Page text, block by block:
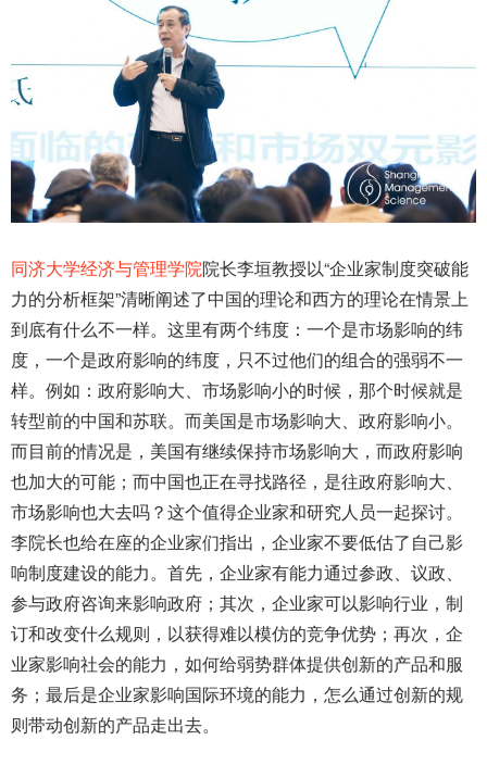
同济大学经济与管理学院院长李垣教授以“企业家制度突破能
力的分析框架”清晰阐述了中国的理论和西方的理论在情景上
到底有什么不一样。这里有两个纬度：一个是市场影响的纬
度，一个是政府影响的纬度，只不过他们的组合的强弱不一
样。例如：政府影响大、市场影响小的时候，那个时候就是
转型前的中国和苏联。而美国是市场影响大、政府影响小。
而目前的情况是，美国有继续保持市场影响大，而政府影响
也加大的可能；而中国也正在寻找路径，是往政府影响大、
市场影响也大去吗？这个值得企业家和研究人员一起探讨。
李院长也给在座的企业家们指出，企业家不要低估了自己影
响制度建设的能力。首先，企业家有能力通过参政、议政、
参与政府咨询来影响政府；其次，企业家可以影响行业，制
订和改变什么规则，以获得难以模仿的竞争优势；再次，企
业家影响社会的能力，如何给弱势群体提供创新的产品和服
务；最后是企业家影响国际环境的能力，怎么通过创新的规
则带动创新的产品走出去。